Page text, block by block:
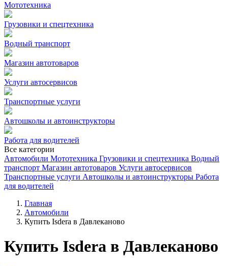
Мототехника
Грузовики и спецтехника
Водный транспорт
Магазин автотоваров
Услуги автосервисов
Транспортные услуги
Автошколы и автоинструкторы
Работа для водителей
Все категории
Автомобили Мототехника Грузовики и спецтехника Водный
транспорт Магазин автотоваров Услуги автосервисов
Транспортные услуги Автошколы и автоинструкторы Работа
для водителей
Главная
Автомобили
Купить Isdera в Давлеканово
Купить Isdera в Давлеканово